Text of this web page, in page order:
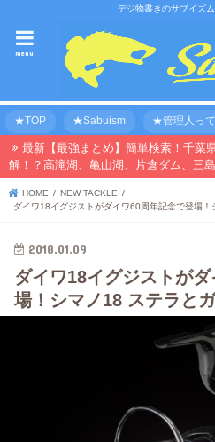
デジ物書きのサブイズ
menu
★TOP ★Sabuism ★管理人っ
最新【最強まとめ】簡単検索！千葉
解！？高滝湖、亀山湖、片倉ダム、三
HOME
NEW TACKLE
ダイワ18イグジストがダイワ60周年記念で登場！
2018.01.09
ダイワ18イグジストが
場！シマノ18 ステラと